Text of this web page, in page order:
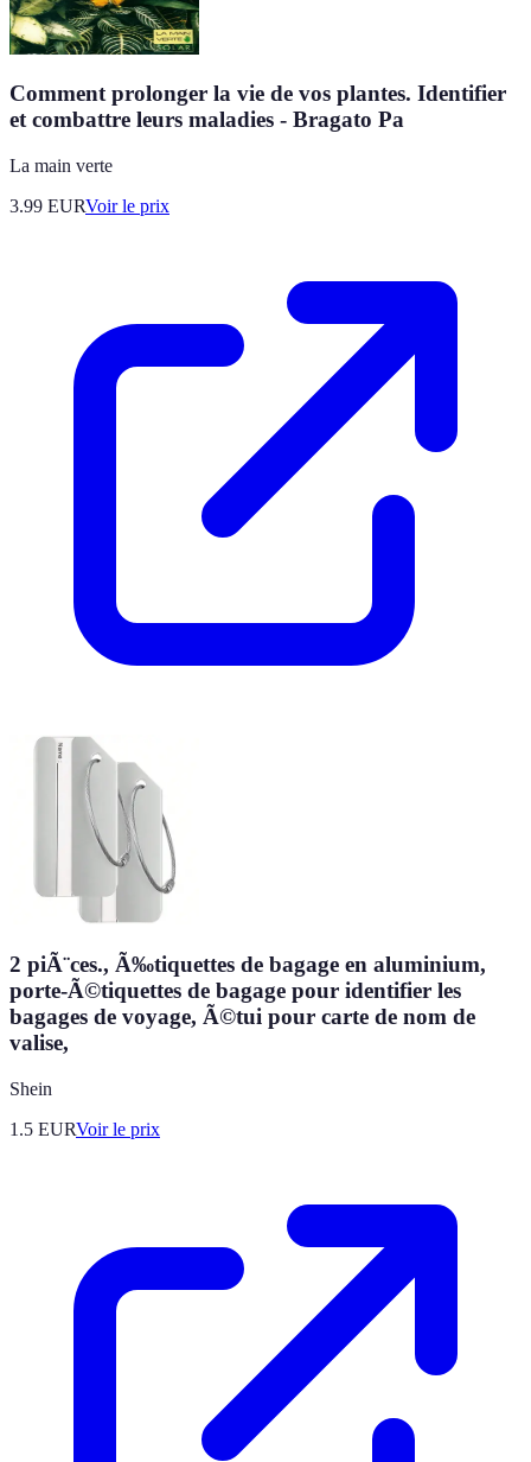
Comment prolonger la vie de vos plantes. Identifier
et combattre leurs maladies - Bragato Pa
La main verte
3.99 EURVoir le prix
2 piÃ¨ces., Ã‰tiquettes de bagage en aluminium,
porte-Ã©tiquettes de bagage pour identifier les
bagages de voyage, Ã©tui pour carte de nom de
valise,
Shein
1.5 EURVoir le prix